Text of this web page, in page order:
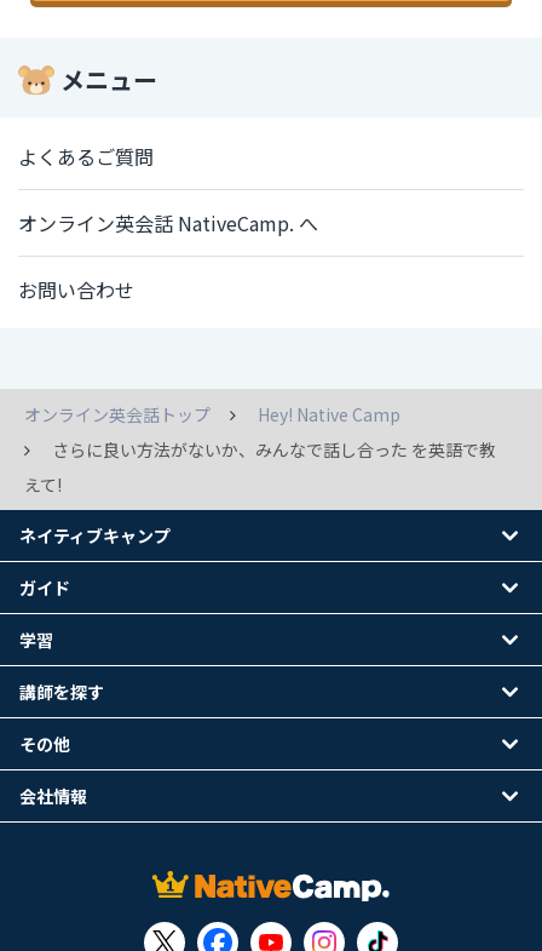
メニュー
よくあるご質問
オンライン英会話 NativeCamp. へ
お問い合わせ
オンライン英会話トップ
Hey! Native Camp
さらに良い方法がないか、みんなで話し合った を英語で教
えて!
ネイティブキャンプ
ガイド
学習
講師を探す
その他
会社情報